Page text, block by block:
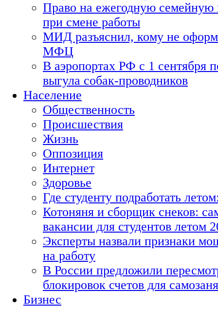
Право на ежегодную семейную
при смене работы
МИД разъяснил, кому не
МФЦ
В аэропортах РФ с 1 сентября
выгула собак-проводников
Население
Общественность
Происшествия
Жизнь
Оппозиция
Интернет
Здоровье
Где студенту подработать
Котоняня и сборщик снеков:
вакансии для студентов летом
Эксперты назвали признаки
на работу
В России предложили
блокировок счетов для
Бизнес